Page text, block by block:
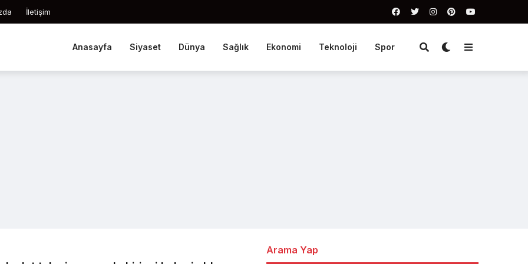
İletişim
Anasayfa Siyaset Dünya Sağlık Ekonomi Teknoloji Spor
Arama Yap